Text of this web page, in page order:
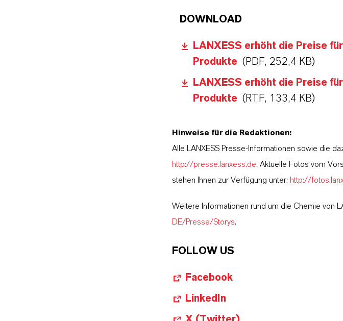
DOWNLOAD
LANXESS erhöht die Preise
Produkte (PDF, 252,4 KB)
LANXESS erhöht die Preise
Produkte (RTF, 133,4 KB)
Hinweise für die Redaktionen:
Alle LANXESS Presse-Informationen sowie die
http://presse.lanxess.de. Aktuelle Fotos vom
stehen Ihnen zur Verfügung unter: http://
Weitere Informationen rund um die Chemie von
DE/Presse/Storys.
FOLLOW US
Facebook
LinkedIn